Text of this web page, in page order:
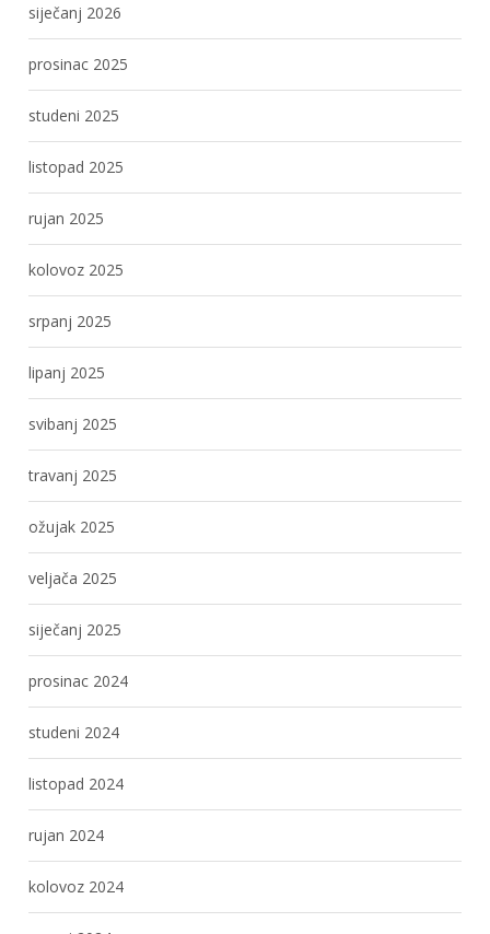
siječanj 2026
prosinac 2025
studeni 2025
listopad 2025
rujan 2025
kolovoz 2025
srpanj 2025
lipanj 2025
svibanj 2025
travanj 2025
ožujak 2025
veljača 2025
siječanj 2025
prosinac 2024
studeni 2024
listopad 2024
rujan 2024
kolovoz 2024